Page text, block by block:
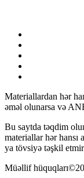
Materiallardan hər
əməl olunarsa və
Bu saytda təqdim
materiallar hər hansı
ya tövsiyə təşkil
Müəllif